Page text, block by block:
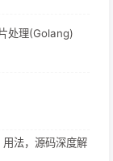
处理(Golang)
法，源码深度解